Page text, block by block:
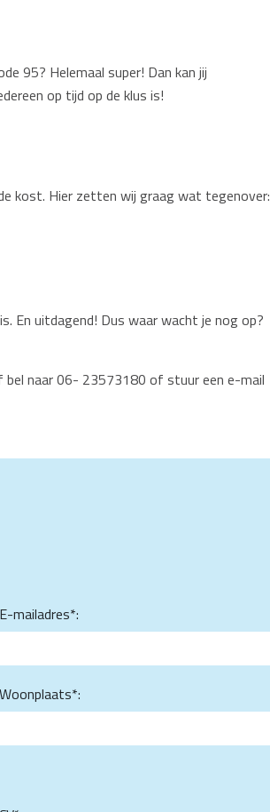
95? Helemaal super! Dan kan jij
op tijd op de klus is!
kost. Hier zetten wij graag wat tegenover:
En uitdagend! Dus waar wacht je nog op?
bel naar 06- 23573180 of stuur een e-mail
E-mailadres*:
Woonplaats*: